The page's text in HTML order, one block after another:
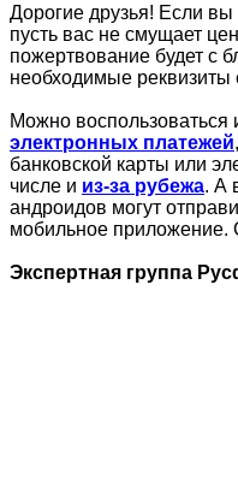
Дорогие друзья! Если
пусть вас не смущает
пожертвование будет с
необходимые реквизиты
Можно воспользоваться
электронных платежей
банковской карты или
числе и из-за рубежа. А
андроидов могут
мобильное приложение.
Экспертная группа